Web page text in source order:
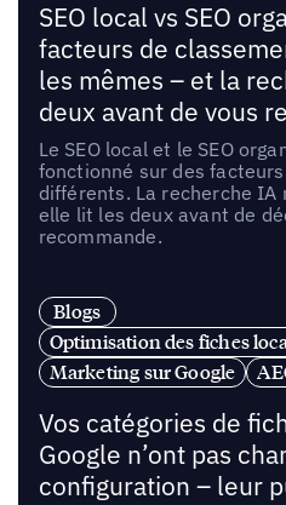
SEO local vs SEO
facteurs de
les mêmes – et la
deux avant de vous
Le SEO local et le SEO
fonctionné sur des
différents. La recherche IA
elle lit les deux avant de
recommande.
Blogs
Optimisation des fiches
Marketing sur Google
Vos catégories de
Google n’ont pas
configuration – leur